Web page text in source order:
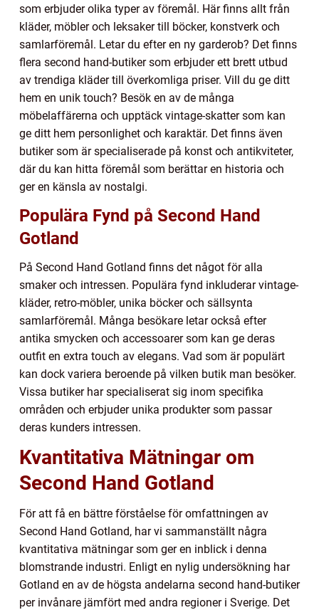
som erbjuder olika typer av föremål. Här finns allt från
kläder, möbler och leksaker till böcker, konstverk och
samlarföremål. Letar du efter en ny garderob? Det finns
flera second hand-butiker som erbjuder ett brett utbud
av trendiga kläder till överkomliga priser. Vill du ge ditt
hem en unik touch? Besök en av de många
möbelaffärerna och upptäck vintage-skatter som kan
ge ditt hem personlighet och karaktär. Det finns även
butiker som är specialiserade på konst och antikviteter,
där du kan hitta föremål som berättar en historia och
ger en känsla av nostalgi.
Populära Fynd på Second Hand
Gotland
På Second Hand Gotland finns det något för alla
smaker och intressen. Populära fynd inkluderar vintage-
kläder, retro-möbler, unika böcker och sällsynta
samlarföremål. Många besökare letar också efter
antika smycken och accessoarer som kan ge deras
outfit en extra touch av elegans. Vad som är populärt
kan dock variera beroende på vilken butik man besöker.
Vissa butiker har specialiserat sig inom specifika
områden och erbjuder unika produkter som passar
deras kunders intressen.
Kvantitativa Mätningar om
Second Hand Gotland
För att få en bättre förståelse för omfattningen av
Second Hand Gotland, har vi sammanställt några
kvantitativa mätningar som ger en inblick i denna
blomstrande industri. Enligt en nylig undersökning har
Gotland en av de högsta andelarna second hand-butiker
per invånare jämfört med andra regioner i Sverige. Det